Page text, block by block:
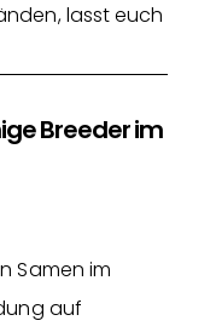
lasst euch
Breeder im
Samen im
auf